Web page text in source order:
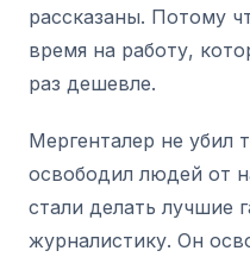
рассказаны. Потому
время на работу,
раз дешевле.
Мергенталер не убил
освободил людей от
стали делать лучшие
журналистику. Он